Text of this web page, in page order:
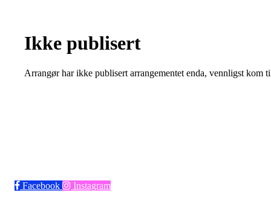
Ikke publisert
Arrangør har ikke publisert arrangementet enda, vennligst kom
Facebook Instagram